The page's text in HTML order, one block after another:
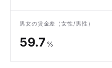
男女の賃金差 （女性/男性）
59.7 %